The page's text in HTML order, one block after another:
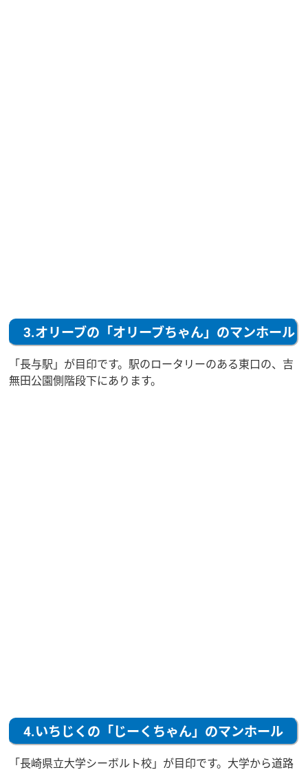
3.オリーブの「オリーブちゃん」のマンホール
「長与駅」が目印です。駅のロータリーのある東口の、吉
無田公園側階段下にあります。
4.いちじくの「じーくちゃん」のマンホール
「長崎県立大学シーボルト校」が目印です。大学から道路